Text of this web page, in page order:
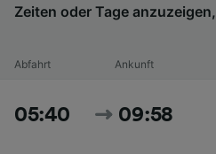
Zeiten oder Tage anzuzeigen,
Abfahrt Ankunft
05:40 09:58